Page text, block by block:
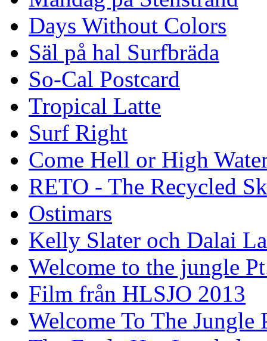
Days Without Colors
Säl på hal Surfbräda
So-Cal Postcard
Tropical Latte
Surf Right
Come Hell or High
RETO - The Recycled
Ostimars
Kelly Slater och Dalai
Welcome to the jungle
Film från HLSJO 2013
Welcome To The Jungle